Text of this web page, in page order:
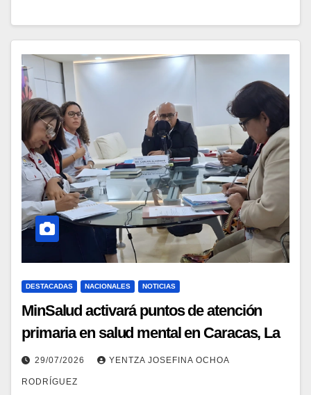
DESTACADAS NACIONALES NOTICIAS
MinSalud activará puntos de atención
primaria en salud mental en Caracas, La
Guaira, Miranda y Aragua
29/07/2026 YENTZA JOSEFINA OCHOA
RODRÍGUEZ